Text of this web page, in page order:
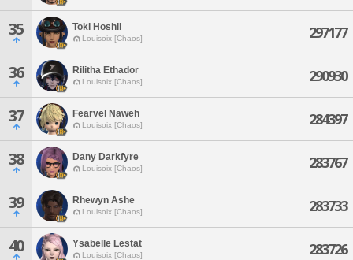
35 Toki Hoshii
Louisoix [Chaos] 297177
36 Rilitha Ethador
Louisoix [Chaos] 290930
37 Fearvel Naweh
Louisoix [Chaos] 284397
38 Dany Darkfyre
Louisoix [Chaos] 283767
39 Rhewyn Ashe
Louisoix [Chaos] 283733
40 Ysabelle Lestat
Louisoix [Chaos] 283726